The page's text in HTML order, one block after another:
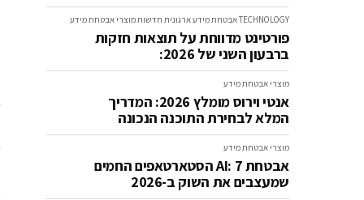
TECHNOLOGYאבטחת מידע ארגונית חדשותמוצרי אבטחת מידע
פורטינט מדווחת על תוצאות חזקות
ברבעון השני של 2026:
מוצרי אבטחת מידע
אנטי וירוס מומלץ 2026: המדריך
המלא לבחירת התוכנה הנכונה
מוצרי אבטחת מידע
אבטחת AI: 7 הסטארטאפים החמים
שמעצבים את השוק ב-2026